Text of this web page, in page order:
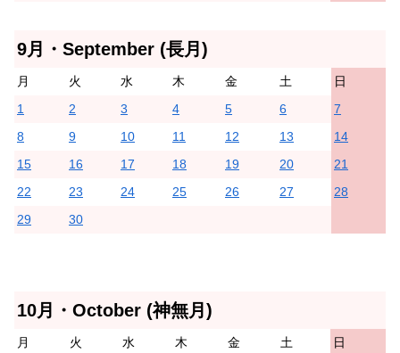
9月・September (長月)
月 火 水 木 金 土
日
1
2 3 4 5 6
7
8
9 10 11 12 13
14
15
16 17 18 19 20
21
22
23 24 25 26 27
28
29
30
10月・October (神無月)
月 火 水 木 金 土
日